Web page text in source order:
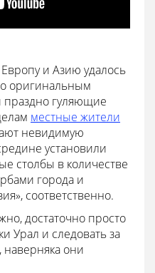
и Азию удалось
оригинальным
праздно гуляющие
местные жители
невидимую
установили
столбы в количестве
города и
соответственно.
достаточно просто
Урал и следовать за
они